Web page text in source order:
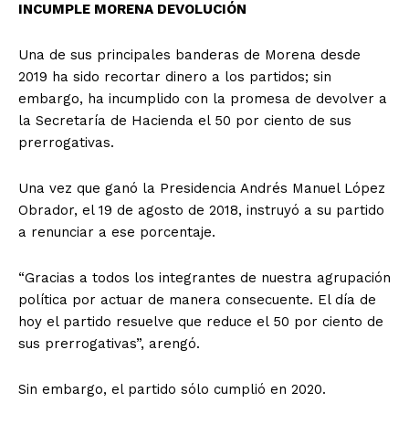
INCUMPLE MORENA DEVOLUCIÓN
Una de sus principales banderas de Morena desde
2019 ha sido recortar dinero a los partidos; sin
embargo, ha incumplido con la promesa de devolver a
la Secretaría de Hacienda el 50 por ciento de sus
prerrogativas.
Una vez que ganó la Presidencia Andrés Manuel López
Obrador, el 19 de agosto de 2018, instruyó a su partido
a renunciar a ese porcentaje.
“Gracias a todos los integrantes de nuestra agrupación
política por actuar de manera consecuente. El día de
hoy el partido resuelve que reduce el 50 por ciento de
sus prerrogativas”, arengó.
Sin embargo, el partido sólo cumplió en 2020.